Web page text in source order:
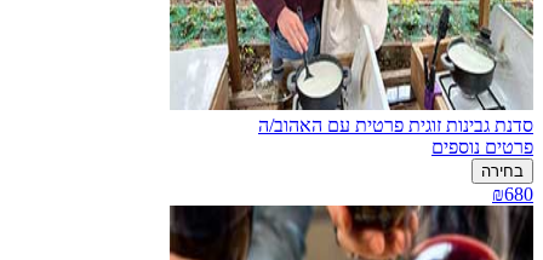
סדנת גבינות זוגית פרטית עם האהוב/ה
פרטים נוספים
בחירה
₪680